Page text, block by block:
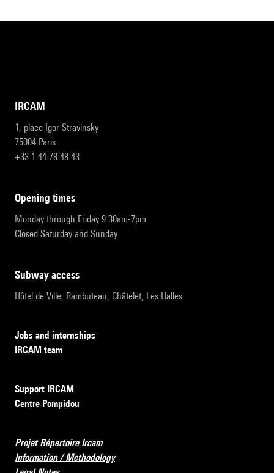
IRCAM
1, place Igor-Stravinsky
75004 Paris
+33 1 44 78 48 43
opening times
Monday through Friday 9:30am-7pm
Closed Saturday and Sunday
subway access
Hôtel de Ville, Rambuteau, Châtelet, Les Halles
Jobs and internships
IRCAM team
Support IRCAM
Centre Pompidou
Projet Répertoire Ircam
Information / Methodology